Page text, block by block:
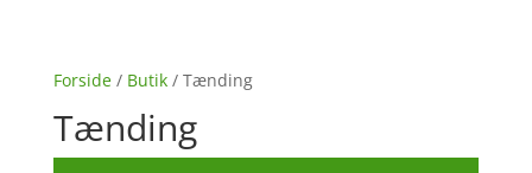
Forside/ Butik/ Tænding
Tænding